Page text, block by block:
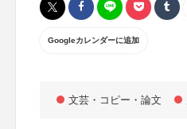
Googleカレンダーに追加
文芸・コピー・論文